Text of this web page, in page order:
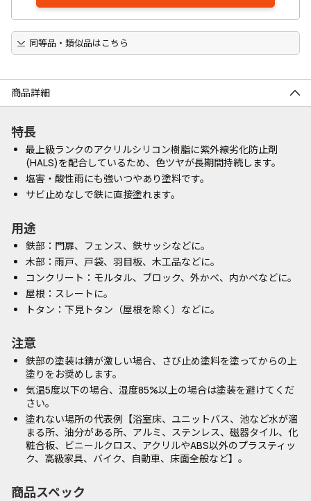
同等品・類似品はこちら
商品詳細
特長
最上級ランクのアクリルシリコン樹脂に紫外線劣化防止剤
(HALS)を配合しているため、色ツヤが長期間持続します。
塩害・酸性雨にも強いつやあり塗料です。
サビ止めなしで鉄に直接塗れます。
用途
鉄部：門扉、フェンス、鉄サッシなどに。
木部：雨戸、戸袋、羽目板、木工品などに。
コンクリート：モルタル、ブロック、外かべ、内かべなどに。
屋根：スレートに。
トタン：下見トタン（屋根を除く）などに。
注意
鉄部の塗装は錆が激しい場合、さび止め塗料を塗ってからの上
塗りをお奨めします。
気温5度以下の場合、湿度85%以上の場合は塗装を避けてくだ
さい。
塗れない場所の代表例【浴室床、ユニットバス、池など水が溜
まる所、油分がある所、アルミ、ステンレス、磁器タイル、化
粧合板、ビニールクロス、アクリルやABS以外のプラスティッ
ク、高級家具、バイク、自動車、床面全般など】。
商品スペック